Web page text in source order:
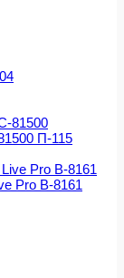
Π-115
Pro Β-8161